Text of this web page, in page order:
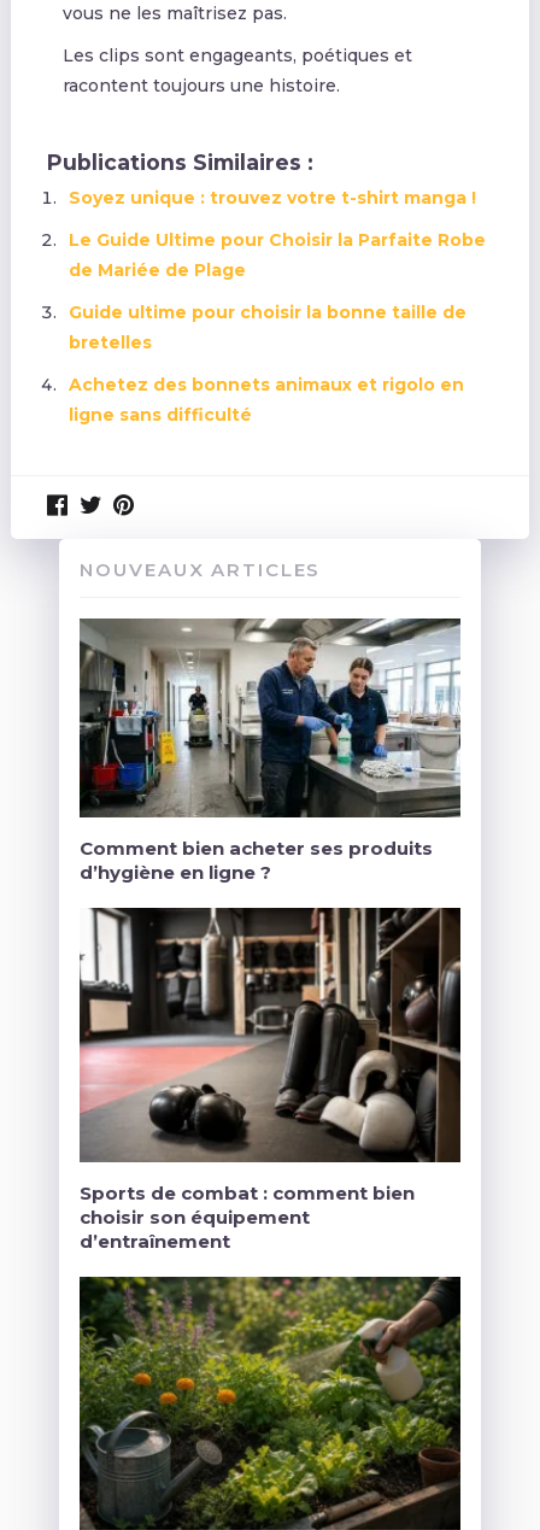
vous ne les maîtrisez pas.
Les clips sont engageants, poétiques et
racontent toujours une histoire.
Publications Similaires :
Soyez unique : trouvez votre t-shirt manga !
Le Guide Ultime pour Choisir la Parfaite Robe
de Mariée de Plage
Guide ultime pour choisir la bonne taille de
bretelles
Achetez des bonnets animaux et rigolo en
ligne sans difficulté
NOUVEAUX ARTICLES
Comment bien acheter ses produits
d’hygiène en ligne ?
Sports de combat : comment bien
choisir son équipement
d’entraînement